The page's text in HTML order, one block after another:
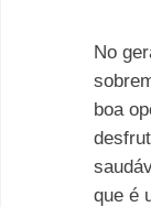
No
boa
que é